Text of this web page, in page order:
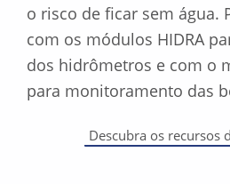
o risco de ficar sem água.
com os módulos HIDRA
dos hidrômetros e com o
para monitoramento das
Descubra os recursos